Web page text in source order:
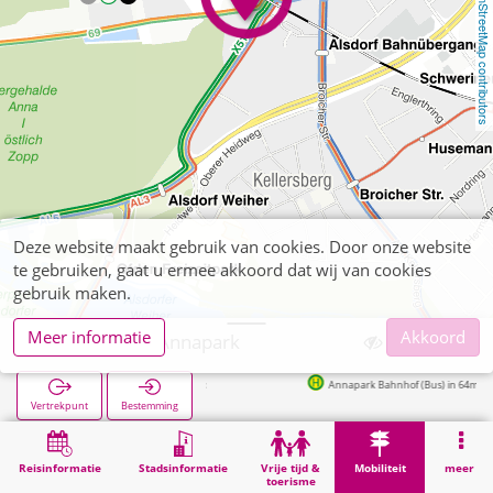
OpenStreetMap contributors
Reisinformatie Stadsinformatie
Vrije tijd &
toerisme
Mobiliteit meer
Alsdorf, P+R Annapark
Vertrekpunt Bestemming
Annapark Bahnhof (Bus) in 64m
Mobiliteit Alsdorf, P+R Annapark
Deze website maakt gebruik van cookies. Door onze website
te gebruiken, gaat u ermee akkoord dat wij van cookies
gebruik maken.
Meer informatie
Akkoord